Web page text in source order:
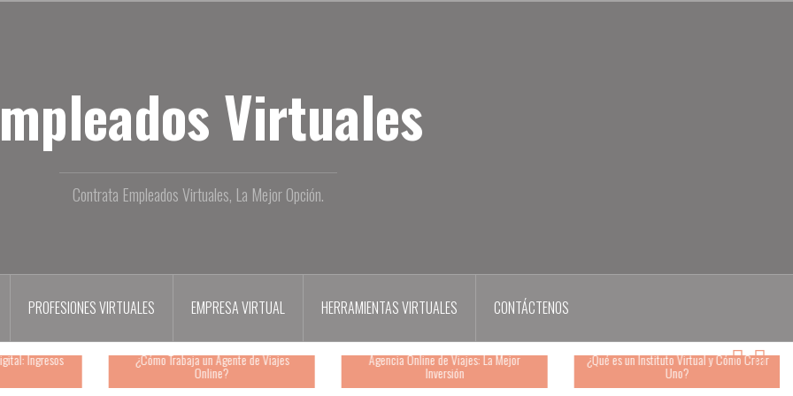
Virtuales
Contrata Empleados Virtuales, La Mejor Opción.
PROFESIONES VIRTUALES EMPRESA VIRTUAL HERRAMIENTAS VIRTUALES CONTÁCTENOS
Ingresos ¿Cómo Trabaja un Agente de Viajes
Online?
Agencia Online de Viajes: La Mejor
Inversión
¿Qué es un Instituto Virtual y Cómo Crear
Uno?